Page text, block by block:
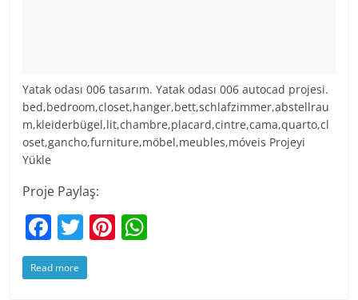
Yatak odası 006 tasarım. Yatak odası 006 autocad projesi.
bed,bedroom,closet,hanger,bett,schlafzimmer,abstellrau
m,kleiderbügel,lit,chambre,placard,cintre,cama,quarto,cl
oset,gancho,furniture,möbel,meubles,móveis Projeyi
Yükle
Proje Paylaş:
F
a
c
T
w
itt
Pi
Read more